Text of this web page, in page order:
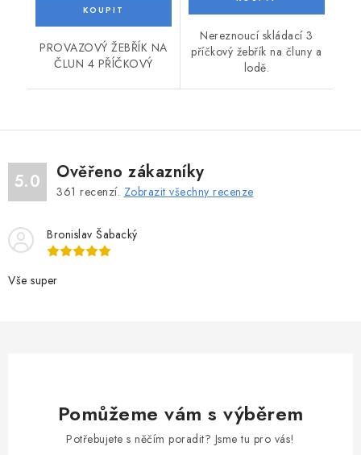
PROVAZOVÝ ŽEBŘÍK NA
ČLUN 4 PŘÍČKOVÝ
Nereznoucí skládací 3
příčkový žebřík na čluny a
lodě.
5.0 Ověřeno zákazníky
361 recenzí. Zobrazit všechny recenze
Bronislav Šabacký
Vše super
Pomůžeme vám s výběrem
Potřebujete s něčím poradit? Jsme tu pro vás!